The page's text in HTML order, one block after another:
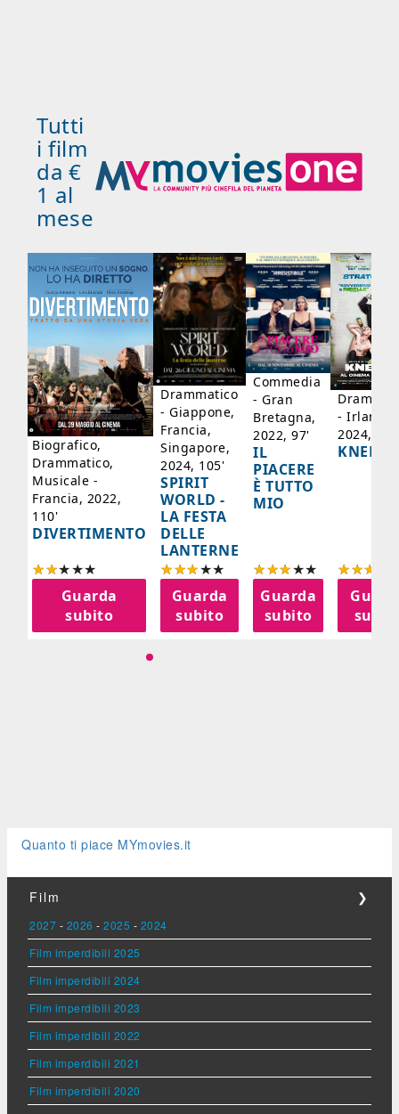
Tutti
i film
da €
1 al
mese
Biografico,
Drammatico,
Musicale -
Francia, 2022,
110'
DIVERTIMENTO
Guarda
subito
Drammatico
- Giappone,
Francia,
Singapore,
2024, 105'
SPIRIT
WORLD -
LA FESTA
DELLE
LANTERNE
Guarda
subito
Commedia
- Gran
Bretagna,
2022, 97'
IL
PIACERE
È TUTTO
MIO
Guarda
subito
- Irlanda,
2024,
Quanto ti piace MYmovies.it
Film ❯
2027 - 2026 - 2025 - 2024
Film imperdibili 2025
Film imperdibili 2024
Film imperdibili 2023
Film imperdibili 2022
Film imperdibili 2021
Film imperdibili 2020